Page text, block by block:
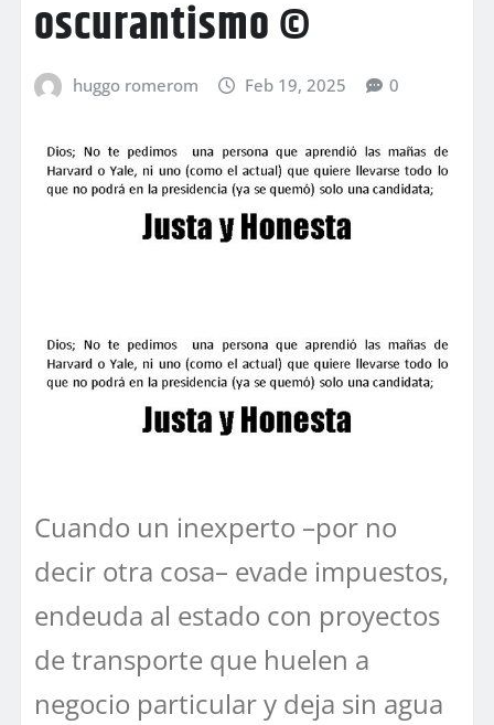
oscurantismo ©
huggo romerom Feb 19, 2025 0
Cuando un inexperto –por no
decir otra cosa– evade impuestos,
endeuda al estado con proyectos
de transporte que huelen a
negocio particular y deja sin agua